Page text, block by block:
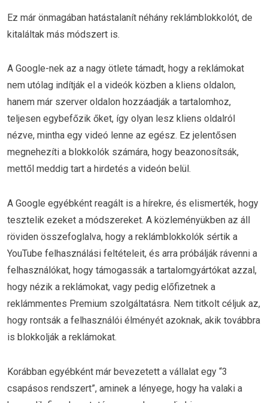
Ez már önmagában hatástalanít néhány reklámblokkolót, de
kitaláltak más módszert is.
A Google-nek az a nagy ötlete támadt, hogy a reklámokat
nem utólag indítják el a videók közben a kliens oldalon,
hanem már szerver oldalon hozzáadják a tartalomhoz,
teljesen egybefőzik őket, így olyan lesz kliens oldalról
nézve, mintha egy videó lenne az egész. Ez jelentősen
megnehezíti a blokkolók számára, hogy beazonosítsák,
mettől meddig tart a hirdetés a videón belül.
A Google egyébként reagált is a hírekre, és elismerték, hogy
tesztelik ezeket a módszereket. A közleményükben az áll
röviden összefoglalva, hogy a reklámblokkolók sértik a
YouTube felhasználási feltételeit, és arra próbálják rávenni a
felhasználókat, hogy támogassák a tartalomgyártókat azzal,
hogy nézik a reklámokat, vagy pedig előfizetnek a
reklámmentes Premium szolgáltatásra. Nem titkolt céljuk az,
hogy rontsák a felhasználói élményét azoknak, akik továbbra
is blokkolják a reklámokat.
Korábban egyébként már bevezetett a vállalat egy “3
csapásos rendszert”, aminek a lényege, hogy ha valaki a